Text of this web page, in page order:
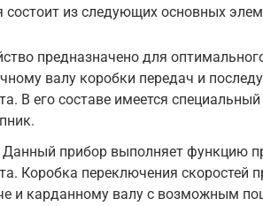
из следующих основных
предназначено для
валу коробки передач и
В его составе имеется
Данный прибор выполняет функцию
Коробка переключения скоростей
и карданному валу с возможным